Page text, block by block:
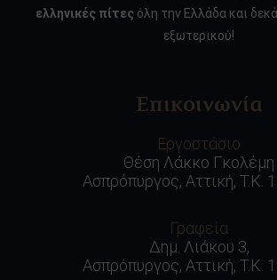
ελληνικές πίτες όλη την Ελλάδα και
εξωτερικού!
Επικοινωνία
Εργοστάσιο
Θέση Λάκκο Γκολέμη
Ασπρόπυργος, Αττική, Τ.Κ.
Γραφεία
Δημ. Λιάκου 3,
Ασπρόπυργος, Αττική, Τ.Κ.